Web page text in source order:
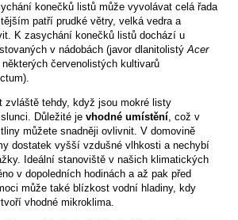
konečků listů může vyvolávat celá řada
patří prudké větry, velká vedra a
K zasychání konečků listů dochází u
v nádobách (javor dlanitolistýAcer
červenolistých kultivarů
zvláště tehdy, když jsou mokré listy
Důležité je vhodné umístění, což v
můžete snadněji ovlivnit. V domovině
dostatek vyšší vzdušné vlhkosti a nechybí
Ideální stanoviště v našich klimatických
v dopoledních hodinách a až pak před
může také blízkost vodní hladiny, kdy
vhodné mikroklima.